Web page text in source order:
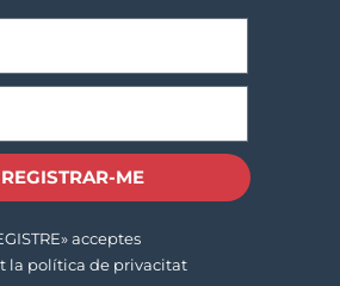
REGISTRAR-ME
acceptes
la política de privacitat